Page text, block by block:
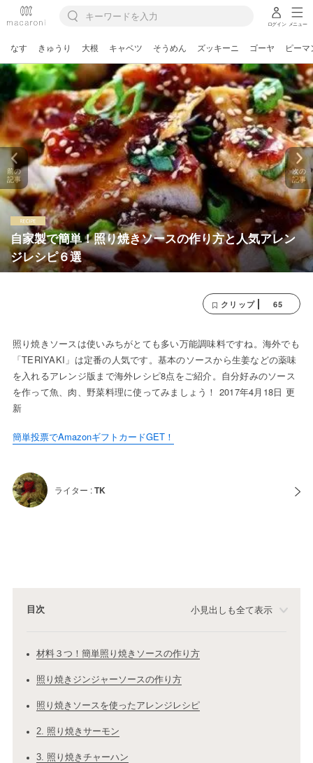
ログイン メニュー
なす きゅうり 大根 キャベツ そうめん ズッキーニ ゴーヤ ピーマ
自家製で簡単！照り焼きソースの作り方と人気アレン
ジレシピ６選
前の
記事
次の
記事
クリップ 65
照り焼きソースは使いみちがとても多い万能調味料ですね。海外でも
「TERIYAKI」は定番の人気です。基本のソースから生姜などの薬味
を入れるアレンジ版まで海外レシピ8点をご紹介。自分好みのソース
を作って魚、肉、野菜料理に使ってみましょう！ 2017年4月18日 更
新
簡単投票でAmazonギフトカードGET！
ライター :TK
目次 小見出しも全て表示
材料３つ！簡単照り焼きソースの作り方
照り焼きジンジャーソースの作り方
照り焼きソースを使ったアレンジレシピ
2. 照り焼きサーモン
3. 照り焼きチャーハン